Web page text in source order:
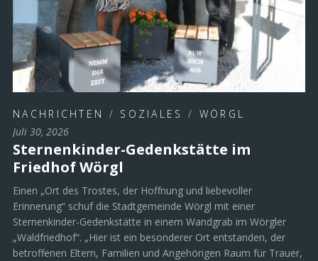
NACHRICHTEN / SOZIALES / WÖRGL
Juli 30, 2026
Sternenkinder-Gedenkstätte im
Friedhof Wörgl
Einen „Ort des Trostes, der Hoffnung und liebevoller
Erinnerung“ schuf die Stadtgemeinde Wörgl mit einer
Sternenkinder-Gedenkstätte in einem Wandgrab im Wörgler
„Waldfriedhof“. „Hier ist ein besonderer Ort entstanden, der
betroffenen Eltern, Familien und Angehörigen Raum für Trauer,